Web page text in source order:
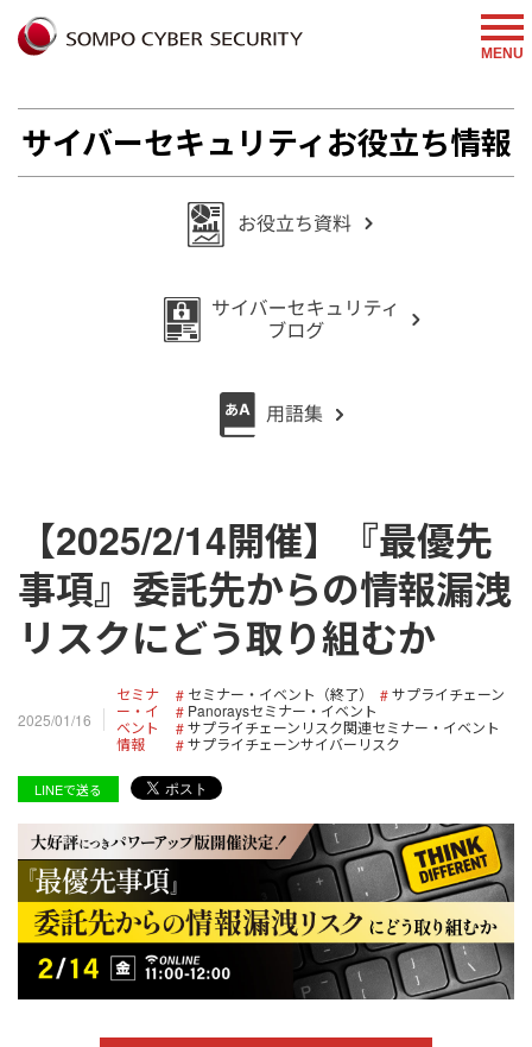
MENU
サイバーセキュリティお役立ち情報
【2025/2/14開催】『最優先
事項』委託先からの情報漏洩
リスクにどう取り組むか
2025/01/16
セミナ
ー・イ
ベント
情報
セミナー・イベント（終了）
サプライチェーン
Panoraysセミナー・イベント
サプライチェーンリスク関連セミナー・イベント
サプライチェーンサイバーリスク
LINEで送る